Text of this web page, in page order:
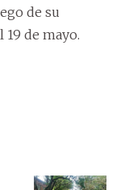
de su
19 de mayo.